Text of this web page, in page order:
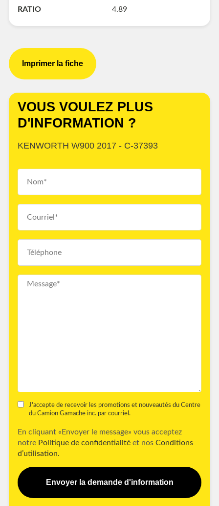
RATIO 4.89
Imprimer la fiche
VOUS VOULEZ PLUS
D'INFORMATION ?
KENWORTH W900 2017 - C-37393
J'accepte de recevoir les promotions et nouveautés du Centre
du Camion Gamache inc. par courriel.
En cliquant «Envoyer le message» vous acceptez
notre Politique de confidentialité et nos Conditions
d’utilisation.
Envoyer la demande d'information